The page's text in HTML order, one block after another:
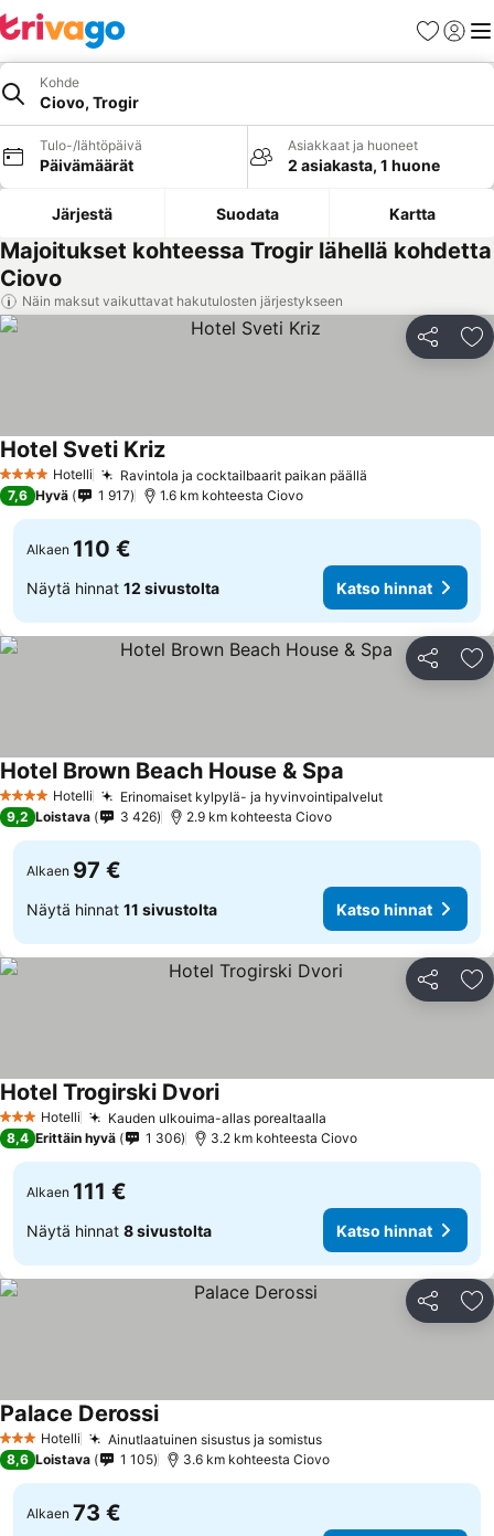
Suosikit
Kohde
Ciovo, Trogir
Tulo-/lähtöpäivä
Päivämäärät
Asiakkaat ja huoneet
2 asiakasta, 1 huone
Järjestä Suodata Kartta
Majoitukset kohteessa Trogir lähellä kohdetta
Ciovo
Näin maksut vaikuttavat hakutulosten järjestykseen
Jaa
4 Tähtiluokitus
Hotelli Ravintola ja cocktailbaarit paikan päällä
Hotel Sveti Kriz
7,6 Hyvä 1 917 1.6 km kohteesta Ciovo
Alkaen 110 €
Näytä hinnat 12 sivustolta Katso hinnat
Jaa
4 Tähtiluokitus
Hotelli Erinomaiset kylpylä- ja hyvinvointipalvelut
Hotel Brown Beach House & Spa
9,2 Loistava 3 426 2.9 km kohteesta Ciovo
Alkaen 97 €
Näytä hinnat 11 sivustolta Katso hinnat
Jaa
3 Tähtiluokitus
Hotelli Kauden ulkouima-allas porealtaalla
Hotel Trogirski Dvori
8,4 Erittäin hyvä 1 306 3.2 km kohteesta Ciovo
Alkaen 111 €
Näytä hinnat 8 sivustolta Katso hinnat
Jaa
3 Tähtiluokitus
Hotelli Ainutlaatuinen sisustus ja somistus
Palace Derossi
8,6 Loistava 1 105 3.6 km kohteesta Ciovo
Alkaen 73 €